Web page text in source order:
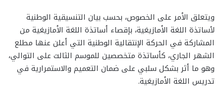
ويتعلق الأمر على الخصوص، بحسب بيان التنسيقية الوطنية
ﻷساتذة اللغة الأمازيغية، بإقصاء أساتذة اللغة الأمازيغية من
المشاركة في الحركة الإنتقالية الوطنية التي أعلن عنها مطلع
الشهر الجاري، كأساتذة متخصصين للموسم الثالث على التوالي،
وهو ما أثر بشكل سلبي على ضمان التعميم والاستمرارية في
تدريس اللغة الأمازيغية.